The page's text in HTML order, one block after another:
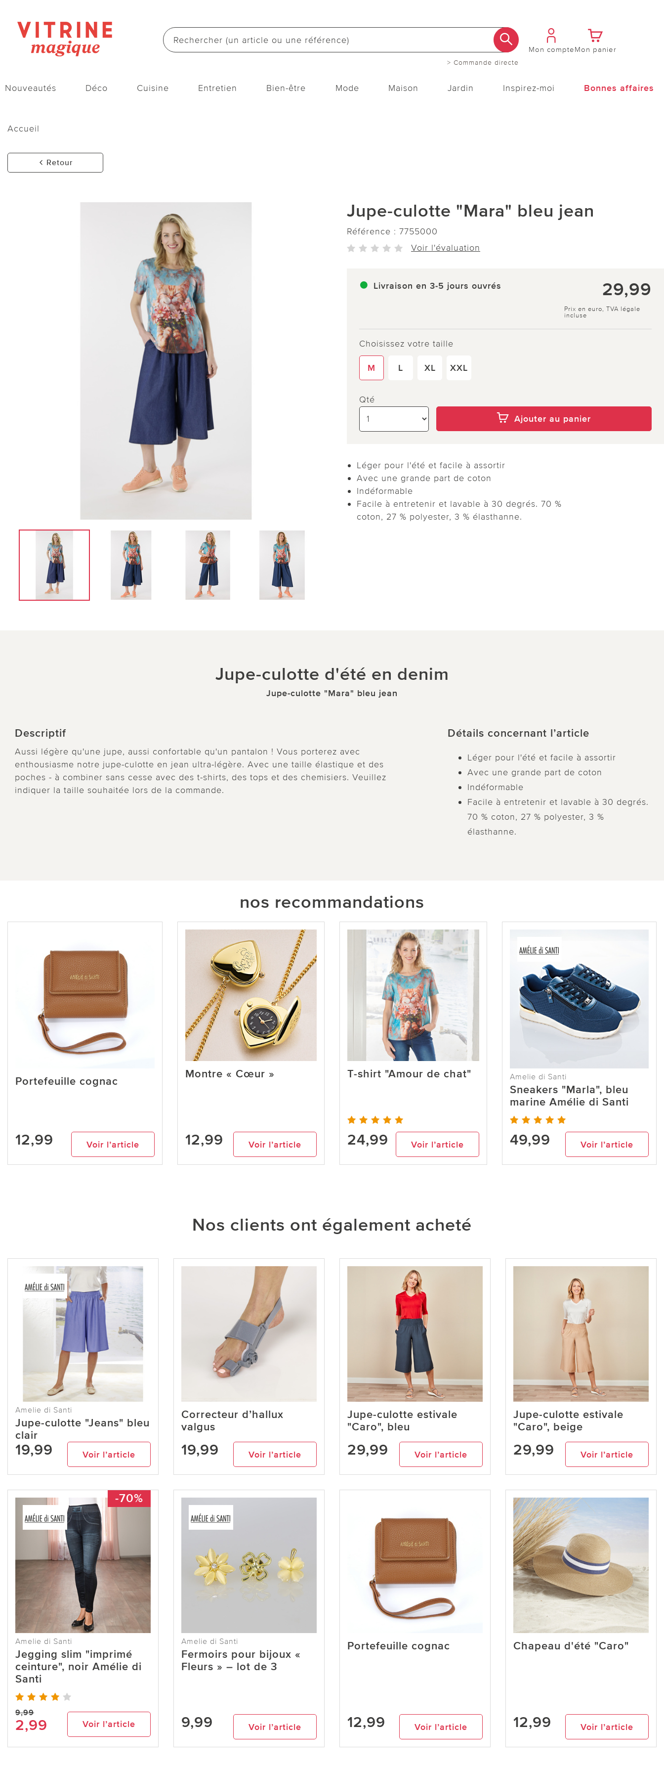
> Commande directe
Mon compteMon panier
Nouveautés Déco Cuisine Entretien Bien-être Mode Maison Jardin Inspirez-moi Bonnes affaires
Accueil
Retour
Jupe-culotte "Mara" bleu jean
Référence : 7755000
Voir l'évaluation
Livraison en 3-5 jours ouvrés 29,99
Prix en euro, TVA légale
incluse
Choisissez votre taille
M L XL XXL
Qté
Ajouter au panier
Léger pour l'été et facile à assortir
Avec une grande part de coton
Indéformable
Facile à entretenir et lavable à 30 degrés. 70 %
coton, 27 % polyester, 3 % élasthanne.
Jupe-culotte d'été en denim
Jupe-culotte "Mara" bleu jean
Descriptif
Aussi légère qu'une jupe, aussi confortable qu'un pantalon ! Vous porterez avec
enthousiasme notre jupe-culotte en jean ultra-légère. Avec une taille élastique et des
poches - à combiner sans cesse avec des t-shirts, des tops et des chemisiers. Veuillez
indiquer la taille souhaitée lors de la commande.
Détails concernant l’article
Léger pour l'été et facile à assortir
Avec une grande part de coton
Indéformable
Facile à entretenir et lavable à 30 degrés.
70 % coton, 27 % polyester, 3 %
élasthanne.
nos recommandations
Portefeuille cognac
12,99 Voir l’article
Montre « Cœur »
12,99 Voir l’article
T-shirt "Amour de chat"
24,99 Voir l’article
Amelie di Santi
Sneakers "Marla", bleu
marine Amélie di Santi
49,99 Voir l’article
Nos clients ont également acheté
Amelie di Santi
Jupe-culotte "Jeans" bleu
clair
19,99 Voir l’article
Correcteur d’hallux
valgus
19,99 Voir l’article
Jupe-culotte estivale
"Caro", bleu
29,99 Voir l’article
Jupe-culotte estivale
"Caro", beige
29,99 Voir l’article
-70%
Amelie di Santi
Jegging slim "imprimé
ceinture", noir Amélie di
Santi
9,99
2,99 Voir l’article
Amelie di Santi
Fermoirs pour bijoux «
Fleurs » – lot de 3
9,99 Voir l’article
Portefeuille cognac
12,99 Voir l’article
Chapeau d'été "Caro"
12,99 Voir l’article